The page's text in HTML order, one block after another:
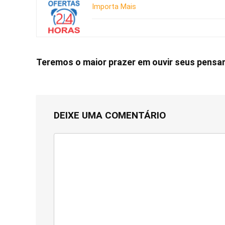
Importa Mais
Teremos o maior prazer em ouvir seus
DEIXE UMA COMENTÁRIO